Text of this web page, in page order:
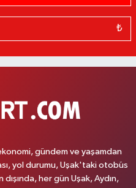
₺
gündem ve yaşamdan
yol durumu, Uşak'taki otobüs
her gün Uşak, Aydın,